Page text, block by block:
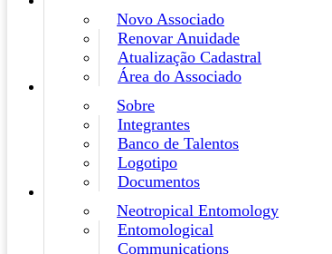
Novo Associado
Renovar Anuidade
Atualização Cadastral
Área do Associado
Sobre
Integrantes
Banco de Talentos
Logotipo
Documentos
Neotropical Entomology
Entomological
Communications